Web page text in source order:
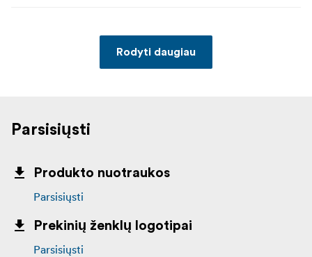
Rodyti daugiau
Parsisiųsti
Produkto nuotraukos
Parsisiųsti
Prekinių ženklų logotipai
Parsisiųsti